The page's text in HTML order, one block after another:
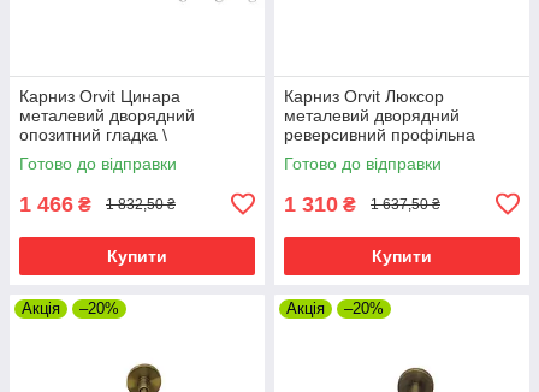
Карниз Orvit Цинара
металевий дворядний
опозитний гладка \
профільна труба кільце
металеве Антик 25\19 мм 200
Готово до відправки
1 466 ₴ 1 832,50 ₴
Купити
Карниз Orvit Люксор
металевий дворядний
реверсивний профільна
труба Антик 19\19 мм 200 см
(7219371)
Готово до відправки
1 310 ₴ 1 637,50 ₴
Купити
Акція –20% Акція –20%